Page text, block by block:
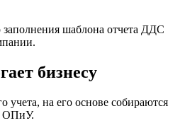
шаблона отчета ДДС
бизнесу
на его основе собираются
ОПиУ.